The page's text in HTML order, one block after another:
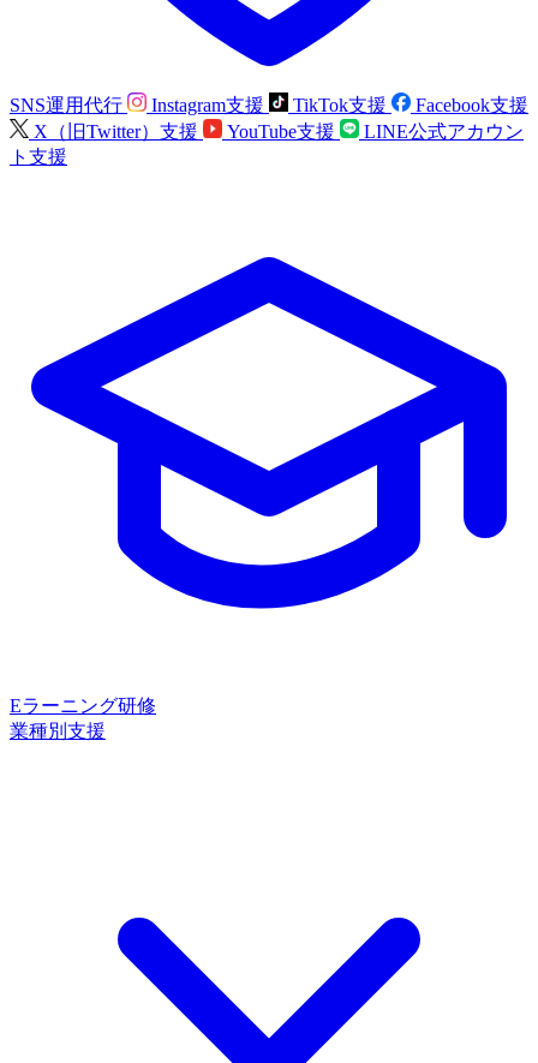
SNS運用代行 Instagram支援 TikTok支援
Facebook支援
X（旧Twitter）支援
YouTube支援
LINE公式アカウン
ト支援
Eラーニング研修
業種別支援